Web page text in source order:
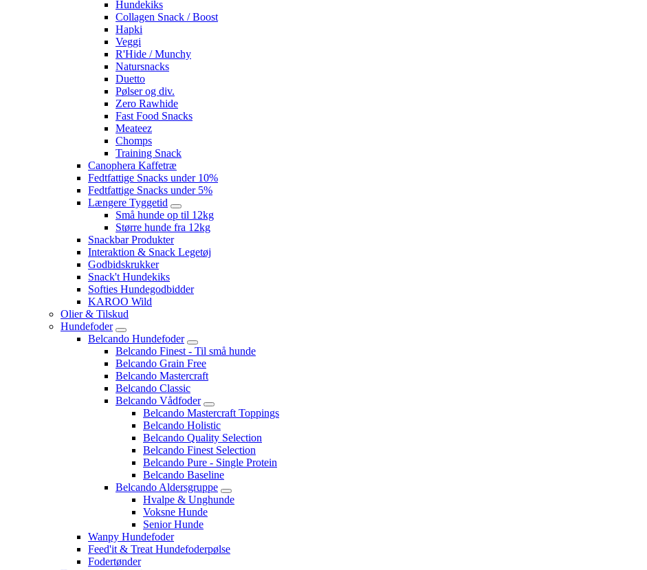
Hundekiks
Collagen Snack / Boost
Hapki
Veggi
R'Hide / Munchy
Natursnacks
Duetto
Pølser og div.
Zero Rawhide
Fast Food Snacks
Meateez
Chomps
Training Snack
Canophera Kaffetræ
Fedtfattige Snacks under 10%
Fedtfattige Snacks under 5%
Længere Tyggetid
Små hunde op til 12kg
Større hunde fra 12kg
Snackbar Produkter
Interaktion & Snack Legetøj
Godbidskrukker
Snack't Hundekiks
Softies Hundegodbidder
KAROO Wild
Olier & Tilskud
Hundefoder
Belcando Hundefoder
Belcando Finest - Til små hunde
Belcando Grain Free
Belcando Mastercraft
Belcando Classic
Belcando Vådfoder
Belcando Mastercraft Toppings
Belcando Holistic
Belcando Quality Selection
Belcando Finest Selection
Belcando Pure - Single Protein
Belcando Baseline
Belcando Aldersgruppe
Hvalpe & Unghunde
Voksne Hunde
Senior Hunde
Wanpy Hundefoder
Feed'it & Treat Hundefoderpølse
Fodertønder